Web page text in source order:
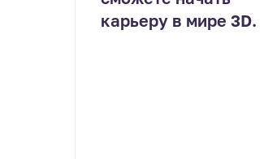
карьеру в мире 3D.